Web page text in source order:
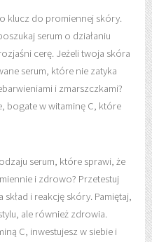
klucz do promiennej skóry.
serum o działaniu
cerę. Jeżeli twoja skóra
serum, które nie zatyka
i zmarszczkami?
bogate w witaminę C, które
serum, które sprawi, że
i zdrowo? Przetestuj
i reakcję skóry. Pamiętaj,
ale również zdrowia.
C, inwestujesz w siebie i